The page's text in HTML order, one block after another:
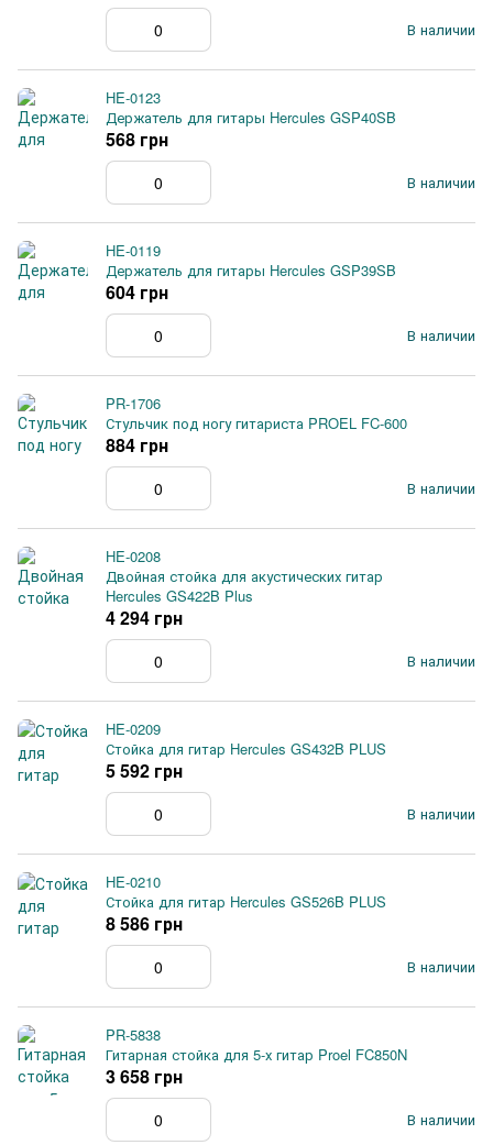
В наличии
HE-0123
Держатель для гитары Hercules GSP40SB
В наличии
568 грн
HE-0119
Держатель для гитары Hercules GSP39SB
В наличии
604 грн
PR-1706
Стульчик под ногу гитариста PROEL FC-600
В наличии
884 грн
HE-0208
Двойная стойка для акустических гитар
Hercules GS422B Plus
В наличии
4 294 грн
HE-0209
Стойка для гитар Hercules GS432B PLUS
В наличии
5 592 грн
HE-0210
Стойка для гитар Hercules GS526B PLUS
В наличии
8 586 грн
PR-5838
Гитарная стойка для 5-х гитар Proel FC850N
В наличии
3 658 грн